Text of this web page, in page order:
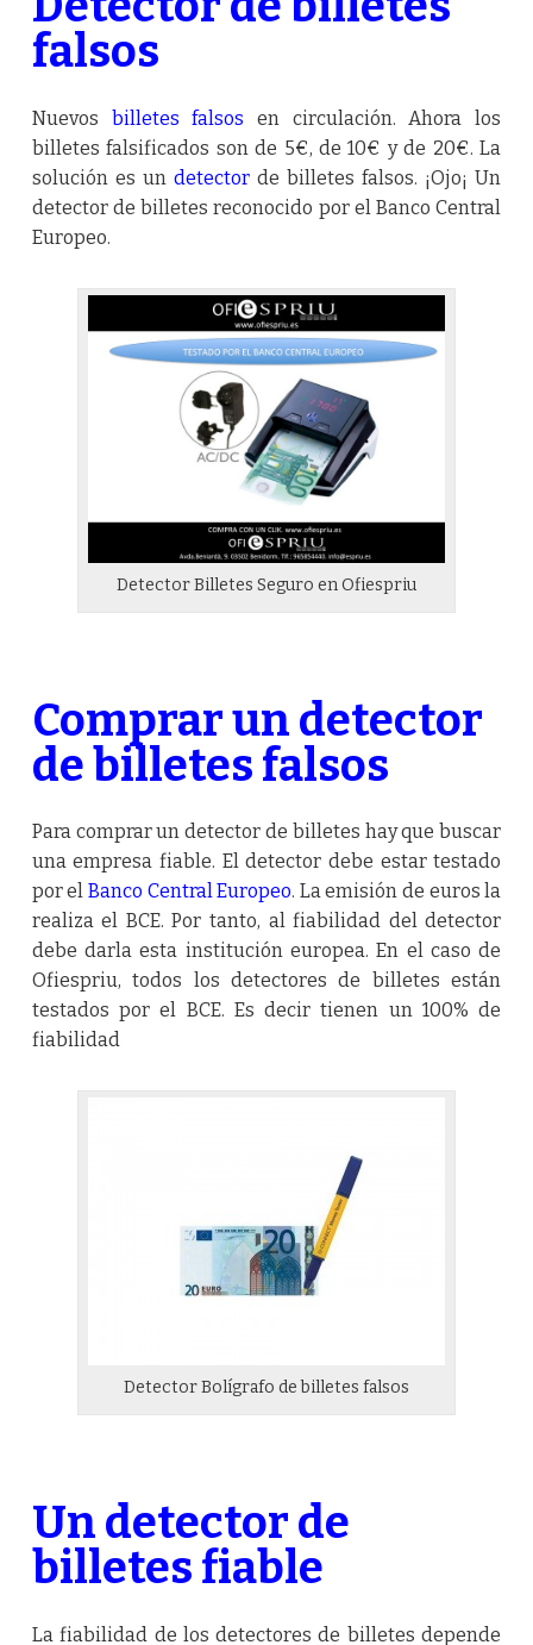
falsos
Nuevos billetes falsos en circulación. Ahora los
billetes falsificados son de 5€, de 10€ y de 20€. La
solución es un detector de billetes falsos. ¡Ojo¡ Un
detector de billetes reconocido por el Banco Central
Europeo.
Detector Billetes Seguro en Ofiespriu
Comprar un detector
de billetes falsos
Para comprar un detector de billetes hay que buscar
una empresa fiable. El detector debe estar testado
por elBanco Central Europeo. La emisión de euros la
realiza el BCE. Por tanto, al fiabilidad del detector
debe darla esta institución europea. En el caso de
Ofiespriu, todos los detectores de billetes están
testados por el BCE. Es decir tienen un 100% de
fiabilidad
Detector Bolígrafo de billetes falsos
Un detector de
billetes fiable
La fiabilidad de los detectores de billetes depende